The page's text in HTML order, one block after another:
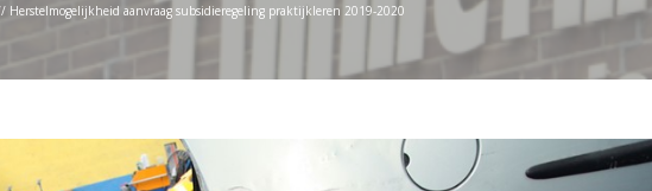
Herstelmogelijkheid aanvraag subsidieregeling praktijkleren 2019-2020